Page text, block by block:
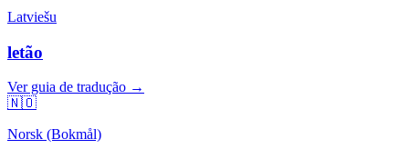
Latviešu
letão
Ver guia de tradução →
🇳🇴
Norsk (Bokmål)